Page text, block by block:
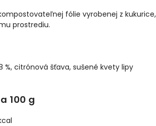
fólie vyrobenej z kukurice,
prostrediu.
citrónová šťava, sušené kvety lipy
100 g